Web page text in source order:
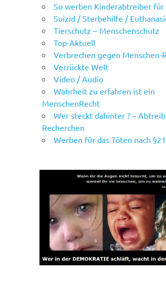
So werben Kinderabtreiber für
Suizid / Sterbehilfe /
Tierschutz – Menschenschutz
Top-Aktuell
Verbrechen gegen Menschen-
Verrückte Welt
Video / Audio
Wahrheit zu erfahren ist ein
MenschenRecht
Wer steckt dahinter ? –
Recherchen
Werben für das Töten nach